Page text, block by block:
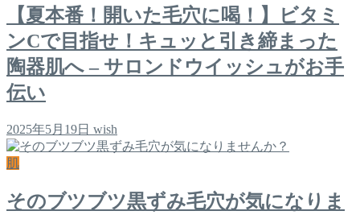
【夏本番！開いた毛穴に喝！】ビタミ
ンCで目指せ！キュッと引き締まった
陶器肌へ – サロンドウイッシュがお手
伝い
2025年5月19日 wish
肌
そのブツブツ黒ずみ毛穴が気になりま